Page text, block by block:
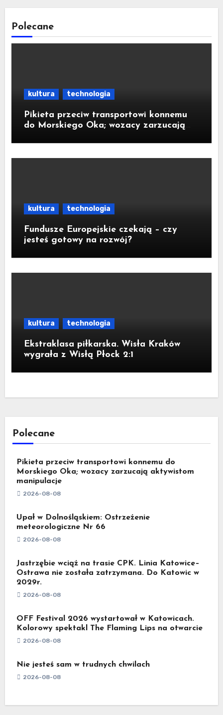
Polecane
kultura technologia
Pikieta przeciw transportowi konnemu
do Morskiego Oka; wozacy zarzucają
kultura technologia
Fundusze Europejskie czekają – czy
jesteś gotowy na rozwój?
kultura technologia
Ekstraklasa piłkarska. Wisła Kraków
wygrała z Wisłą Płock 2:1
Polecane
Pikieta przeciw transportowi konnemu do
Morskiego Oka; wozacy zarzucają aktywistom
manipulacje
2026-08-08
Upał w Dolnośląskiem: Ostrzeżenie
meteorologiczne Nr 66
2026-08-08
Jastrzębie wciąż na trasie CPK. Linia Katowice–
Ostrawa nie została zatrzymana. Do Katowic w
2029r.
2026-08-08
OFF Festival 2026 wystartował w Katowicach.
Kolorowy spektakl The Flaming Lips na otwarcie
2026-08-08
Nie jesteś sam w trudnych chwilach
2026-08-08